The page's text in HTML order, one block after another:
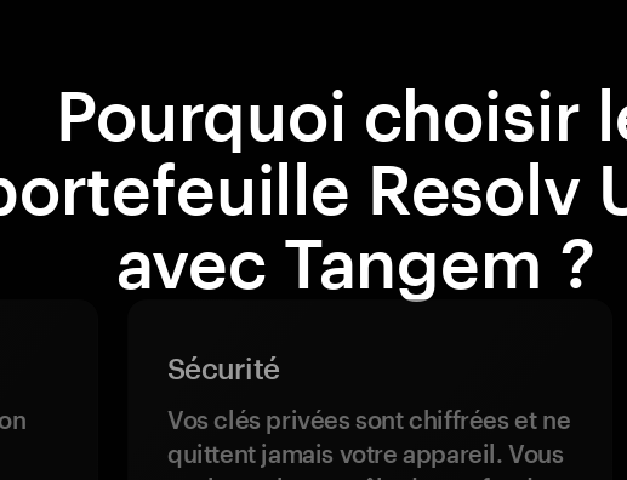
Pourquoi choisir
Resolv
avec Tangem ?
Sécurité
Vos clés privées sont chiffrées et ne
quittent jamais votre appareil. Vous